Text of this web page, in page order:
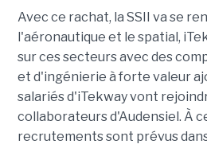
Avec ce rachat, la SSII va se
l'aéronautique et le spatial,
sur ces secteurs avec des
et d'ingénierie à forte valeur
salariés d'iTekway vont
collaborateurs d'Audensiel. À
recrutements sont prévus